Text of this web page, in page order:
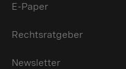
E-Paper
Rechtsratgeber
Newsletter